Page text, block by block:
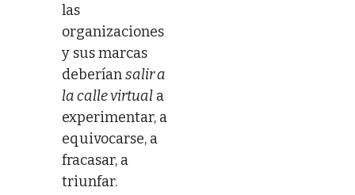
las
organizaciones
y sus marcas
deberíansalir a
la calle virtual a
experimentar, a
equivocarse, a
fracasar, a
triunfar.